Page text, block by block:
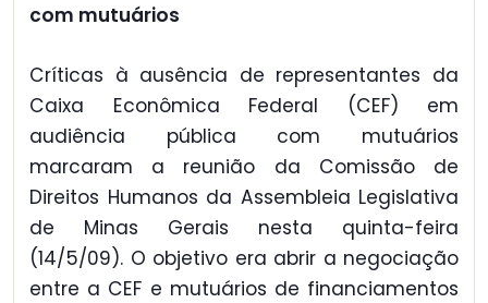
com mutuários
Críticas à ausência de representantes da
Caixa Econômica Federal (CEF) em
audiência pública com mutuários
marcaram a reunião da Comissão de
Direitos Humanos da Assembleia Legislativa
de Minas Gerais nesta quinta-feira
(14/5/09). O objetivo era abrir a negociação
entre a CEF e mutuários de financiamentos